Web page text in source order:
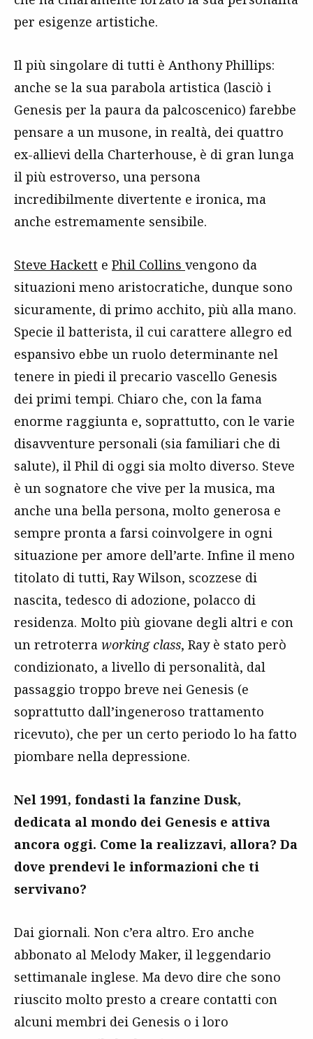
per esigenze artistiche.
Il più singolare di tutti è Anthony Phillips:
anche se la sua parabola artistica (lasciò i
Genesis per la paura da palcoscenico) farebbe
pensare a un musone, in realtà, dei quattro
ex-allievi della Charterhouse, è di gran lunga
il più estroverso, una persona
incredibilmente divertente e ironica, ma
anche estremamente sensibile.
Steve Hackett e Phil Collins vengono da
situazioni meno aristocratiche, dunque sono
sicuramente, di primo acchito, più alla mano.
Specie il batterista, il cui carattere allegro ed
espansivo ebbe un ruolo determinante nel
tenere in piedi il precario vascello Genesis
dei primi tempi. Chiaro che, con la fama
enorme raggiunta e, soprattutto, con le varie
disavventure personali (sia familiari che di
salute), il Phil di oggi sia molto diverso. Steve
è un sognatore che vive per la musica, ma
anche una bella persona, molto generosa e
sempre pronta a farsi coinvolgere in ogni
situazione per amore dell’arte. Infine il meno
titolato di tutti, Ray Wilson, scozzese di
nascita, tedesco di adozione, polacco di
residenza. Molto più giovane degli altri e con
un retroterra working class, Ray è stato però
condizionato, a livello di personalità, dal
passaggio troppo breve nei Genesis (e
soprattutto dall’ingeneroso trattamento
ricevuto), che per un certo periodo lo ha fatto
piombare nella depressione.
Nel 1991, fondasti la fanzine Dusk,
dedicata al mondo dei Genesis e attiva
ancora oggi. Come la realizzavi, allora? Da
dove prendevi le informazioni che ti
servivano?
Dai giornali. Non c’era altro. Ero anche
abbonato al Melody Maker, il leggendario
settimanale inglese. Ma devo dire che sono
riuscito molto presto a creare contatti con
alcuni membri dei Genesis o i loro